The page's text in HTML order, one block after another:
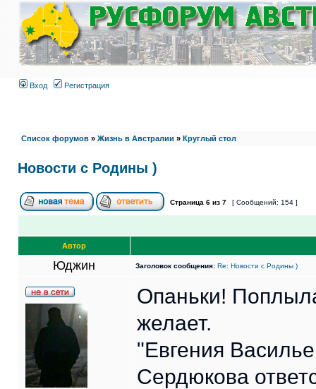
Вход Регистрация
Список форумов » Жизнь в Австралии » Круглый стол
Новости с Родины )
Страница 6 из 7 [ Сообщений: 154 ]
Автор
Юджин Заголовок сообщения: Re: Новости с Родины )
Опаньки!
желает.
"Евгения
Сердюкова